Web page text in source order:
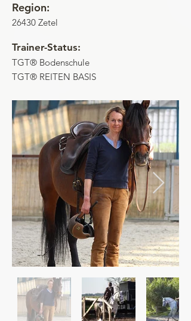
Region:
26430 Zetel
Trainer-Status:
TGT® Bodenschule
TGT® REITEN BASIS